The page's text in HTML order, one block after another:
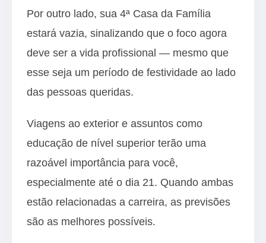
Por outro lado, sua 4ª Casa da Família
estará vazia, sinalizando que o foco agora
deve ser a vida profissional — mesmo que
esse seja um período de festividade ao lado
das pessoas queridas.
Viagens ao exterior e assuntos como
educação de nível superior terão uma
razoável importância para você,
especialmente até o dia 21. Quando ambas
estão relacionadas a carreira, as previsões
são as melhores possíveis.